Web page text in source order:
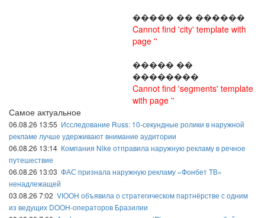
����� �� ������
Cannot find 'city' template with
page ''
����� ��
��������
Cannot find 'segments' template
with page ''
Самое актуальное
06.08.26 13:55 Исследование Russ: 10-секундные ролики в наружной
рекламе лучше удерживают внимание аудитории
06.08.26 13:14 Компания Nike отправила наружную рекламу в речное
путешествие
06.08.26 13:03 ФАС признала наружную рекламу «Фонбет ТВ»
ненадлежащей
03.08.26 7:02 VIOOH объявила о стратегическом партнёрстве с одним
из ведущих DOOH-операторов Бразилии